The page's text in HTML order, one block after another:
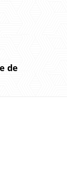
de